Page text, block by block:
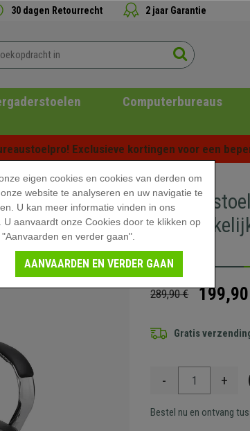
30 dagen Retourrecht 2 jaar Garantie
Computerbureaus
Exclusieve kortingen voor een
Grijs
289,90 €
Gratis
- +
Bestel nu en ontvang
eigen cookies en cookies van derden om
website te analyseren en uw navigatie te
U kan meer informatie vinden in ons
. U aanvaardt onze Cookies door te klikken op
"Aanvaarden en verder gaan".
AANVAARDEN EN VERDER GAAN